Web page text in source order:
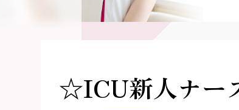
☆ICU新人ナー